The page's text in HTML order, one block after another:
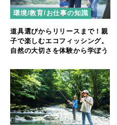
環境/教育/お仕事の知識
道具選びからリリースまで！親
子で楽しむエコフィッシング。
自然の大切さを体験から学ぼう